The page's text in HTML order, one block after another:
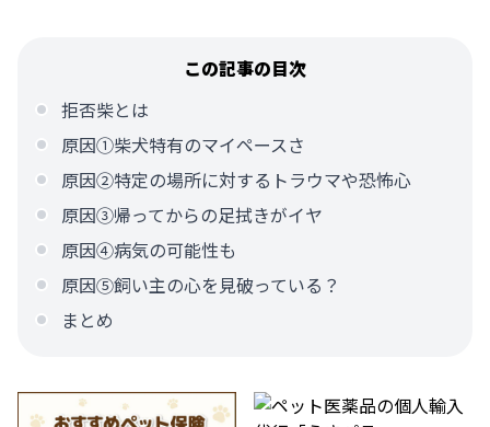
この記事の目次
拒否柴とは
原因①柴犬特有のマイペースさ
原因②特定の場所に対するトラウマや恐怖心
原因③帰ってからの足拭きがイヤ
原因④病気の可能性も
原因⑤飼い主の心を見破っている？
まとめ